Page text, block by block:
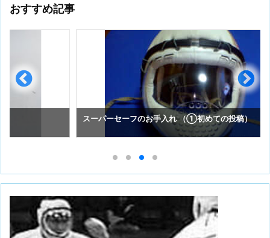
おすすめ記事
スーパーセーフのお手入れ （①初めての投稿）